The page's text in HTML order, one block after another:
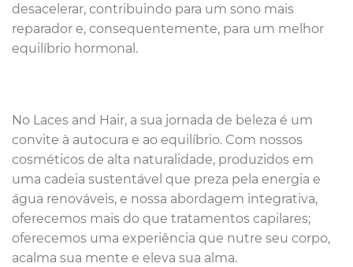
desacelerar, contribuindo para um sono mais
reparador e, consequentemente, para um melhor
equilíbrio hormonal.
No Laces and Hair, a sua jornada de beleza é um
convite à autocura e ao equilíbrio. Com nossos
cosméticos de alta naturalidade, produzidos em
uma cadeia sustentável que preza pela energia e
água renováveis, e nossa abordagem integrativa,
oferecemos mais do que tratamentos capilares;
oferecemos uma experiência que nutre seu corpo,
acalma sua mente e eleva sua alma.